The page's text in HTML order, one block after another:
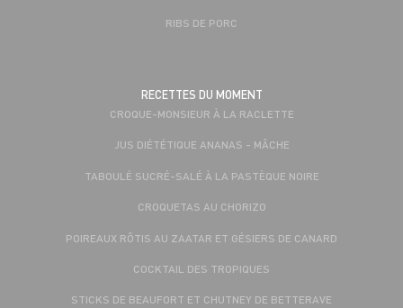
RIBS DE PORC
RECETTES DU MOMENT
CROQUE-MONSIEUR À LA RACLETTE
JUS DIÉTÉTIQUE ANANAS - MÂCHE
TABOULÉ SUCRÉ-SALÉ À LA PASTÈQUE NOIRE
CROQUETAS AU CHORIZO
POIREAUX RÔTIS AU ZAATAR ET GÉSIERS DE CANARD
COCKTAIL DES TROPIQUES
STICKS DE BEAUFORT ET CHUTNEY DE BETTERAVE